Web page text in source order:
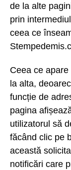
de la alte
prin
ceea ce
Ceea ce
la alta,
funcție de
pagina
utilizatorul să
făcând clic pe
această
notificări care